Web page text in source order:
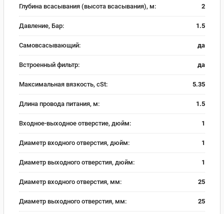
Глубина всасывания (высота всасывания), м: 2
Давление, Бар: 1.5
Самовсасывающий: да
Встроенный фильтр: да
Максимальная вязкость, cSt: 5.35
Длина провода питания, м: 1.5
Входное-выходное отверстие, дюйм: 1
Диаметр входного отверстия, дюйм: 1
Диаметр выходного отверстия, дюйм: 1
Диаметр входного отверстия, мм: 25
Диаметр выходного отверстия, мм: 25